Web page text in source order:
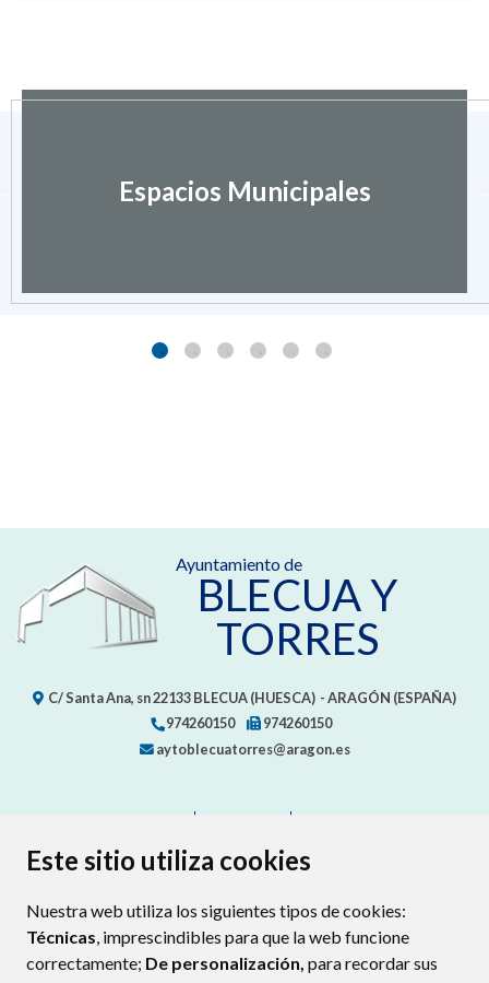
Este sitio utiliza cookies
Nuestra web utiliza los siguientes tipos de cookies:
Técnicas, imprescindibles para que la web funcione
correctamente; De personalización, para recordar sus
Espacios Municipales
Ayuntamiento de
BLECUA Y
TORRES
C/ Santa Ana, sn22133BLECUA (HUESCA) - ARAGÓN (ESPAÑA)
974260150
974260150
aytoblecuatorres@aragon.es
PROTECCIÓN DE DATOS
POLÍTICA DE COOKIES